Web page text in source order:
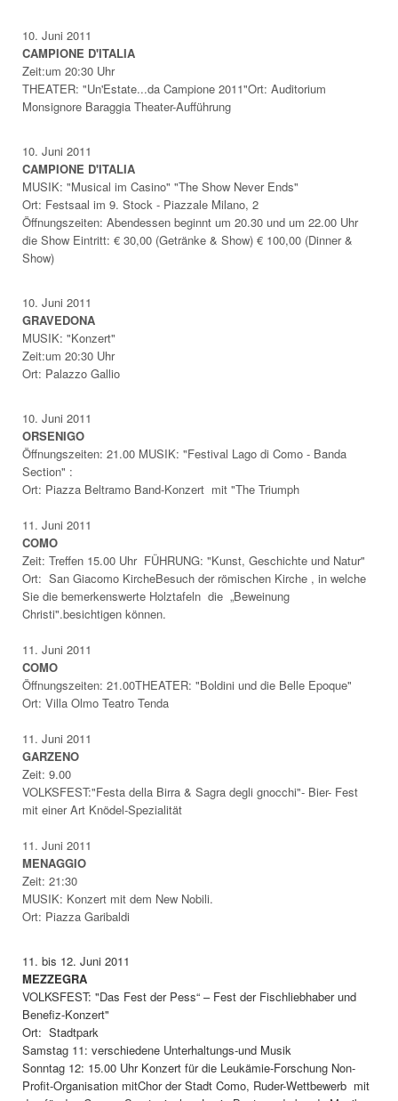
10. Juni 2011
CAMPIONE D'ITALIA
Zeit:um 20:30 Uhr
THEATER: "Un'Estate...da Campione 2011"Ort: Auditorium
Monsignore Baraggia Theater-Aufführung
10. Juni 2011
CAMPIONE D'ITALIA
MUSIK: "Musical im Casino" "The Show Never Ends"
Ort: Festsaal im 9. Stock - Piazzale Milano, 2
Öffnungszeiten: Abendessen beginnt um 20.30 und um 22.00 Uhr
die Show Eintritt: € 30,00 (Getränke & Show) € 100,00 (Dinner &
Show)
10. Juni 2011
GRAVEDONA
MUSIK: "Konzert"
Zeit:um 20:30 Uhr
Ort: Palazzo Gallio
10. Juni 2011
ORSENIGO
Öffnungszeiten: 21.00 MUSIK: "Festival Lago di Como - Banda
Section" :
Ort: Piazza Beltramo Band-Konzert mit "The Triumph
11. Juni 2011
COMO
Zeit: Treffen 15.00 Uhr FÜHRUNG: "Kunst, Geschichte und Natur"
Ort: San Giacomo KircheBesuch der römischen Kirche , in welche
Sie die bemerkenswerte Holztafeln die „Beweinung
Christi".besichtigen können.
11. Juni 2011
COMO
Öffnungszeiten: 21.00THEATER: "Boldini und die Belle Epoque"
Ort: Villa Olmo Teatro Tenda
11. Juni 2011
GARZENO
Zeit: 9.00
VOLKSFEST:"Festa della Birra & Sagra degli gnocchi"- Bier- Fest
mit einer Art Knödel-Spezialität
11. Juni 2011
MENAGGIO
Zeit: 21:30
MUSIK: Konzert mit dem New Nobili.
Ort: Piazza Garibaldi
11. bis 12. Juni 2011
MEZZEGRA
VOLKSFEST: "Das Fest der Pess“ – Fest der Fischliebhaber und
Benefiz-Konzert"
Ort: Stadtpark
Samstag 11: verschiedene Unterhaltungs-und Musik
Sonntag 12: 15.00 Uhr Konzert für die Leukämie-Forschung Non-
Profit-Organisation mitChor der Stadt Como, Ruder-Wettbewerb mit